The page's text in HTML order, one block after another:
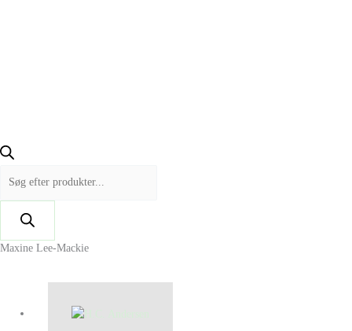
Maxine Lee-Mackie